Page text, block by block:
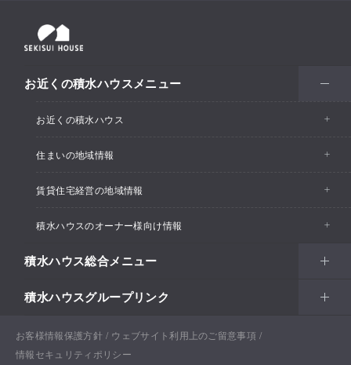
お近くの積水ハウスメニュー
お近くの積水ハウス
お近くの積水ハウストップ
住まいの地域情報
イベント情報
住宅展示場・ショールーム情報
分譲住宅・土地
戸建住宅
賃貸住宅経営の地域情報
イベント情報
支店・事業所情報
賃貸住宅経営（シャーメゾン）
土地活用
積水ハウスのオーナー様向け情報
カスタマーズセンター
リフォーム
Netオーナーズクラブ
積水ハウス総合メニュー
住まい
戸建住宅
土地活用
積水ハウスグループリンク
積水ハウス ノイエ株式会社
お客様情報保護方針
ウェブサイト利用上のご留意事項
情報セキュリティポリシー